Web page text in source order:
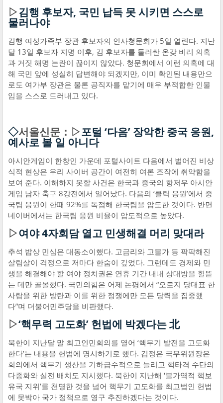
▷김행 후보자, 국민 납득 못 시키면 스스로
물러나야
김행 여성가족부 장관 후보자의 인사청문회가 5일 열린다. 지난
달 13일 후보자 지명 이후, 김 후보자를 둘러싼 온갖 비리 의혹
과 거짓 해명 논란이 끊이지 않았다. 청문회에서 이런 의혹에 대
해 국민 앞에 성실히 답변해야 되겠지만, 이미 확인된 내용만으
로도 여가부 장관은 물론 공직자를 맡기에 매우 부적합한 인물
임을 스스로 드러내고 있다.
◇서울신문：▷포털 ‘다음’ 장악한 중국 응원,
예사로 볼 일 아니다
아시안게임이 한창인 가운데 포털사이트 다음에서 벌어진 비상
식적 현상은 우리 사이버 공간이 여전히 여론 조작에 취약함을
보여 준다. 이해하지 못할 사건은 한국과 중국의 항저우 아시안
게임 남자 축구 8강전에서 일어났다. 다음의 ‘클릭 응원’에서 중
국팀 응원이 한때 92%를 독점해 한국팀을 압도한 것이다. 반면
네이버에서는 한국팀 응원 비율이 압도적으로 높았다.
▷여야 4자회담 열고 민생해결 머리 맞대라
추석 밥상 민심은 대동소이했다. 고금리와 고물가 등 팍팍해진
살림살이 걱정으로 저마다 한숨이 깊었다. 그런데도 경제와 민
생을 해결해야 할 여야 정치권은 연휴 기간 내내 상대방을 헐뜯
는 데만 골몰했다. 국민의힘은 어제 논평에서 “오로지 당대표 한
사람을 위한 방탄과 이를 위한 정쟁에만 모든 당력을 집중했
다”며 더불어민주당을 비판했다.
▷‘핵무력 고도화’ 헌법에 박겠다는 北
북한이 지난달 말 최고인민회의를 열어 ‘핵무기 발전을 고도화
한다’는 내용을 헌법에 명시하기로 했다. 김정은 국무위원장은
회의에서 핵무기 생산을 기하급수적으로 늘리고 핵타격 수단의
다종화와 실전 배치도 지시했다. 북한이 지난해 ‘불가역적 핵보
유국 지위’를 천명한 것을 넘어 핵무기 고도화를 최고법인 헌법
에 못박아 국가 정책으로 영구 추진하겠다는 것이다.